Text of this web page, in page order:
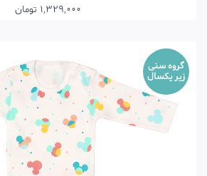
1,329,000 تومان
گروه سنی
زیر یکسال